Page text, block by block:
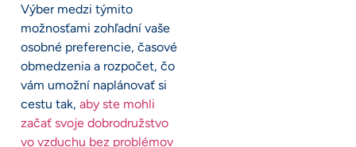
Výber medzi týmito
možnosťami zohľadní vaše
osobné preferencie, časové
obmedzenia a rozpočet, čo
vám umožní naplánovať si
cestu tak, aby ste mohli
začať svoje dobrodružstvo
vo vzduchu bez problémov